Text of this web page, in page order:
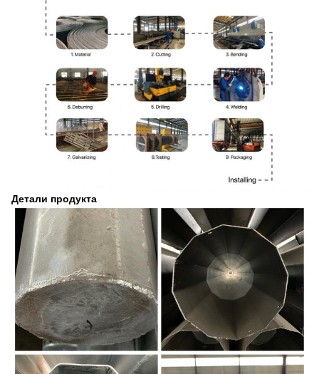
Детали продукта